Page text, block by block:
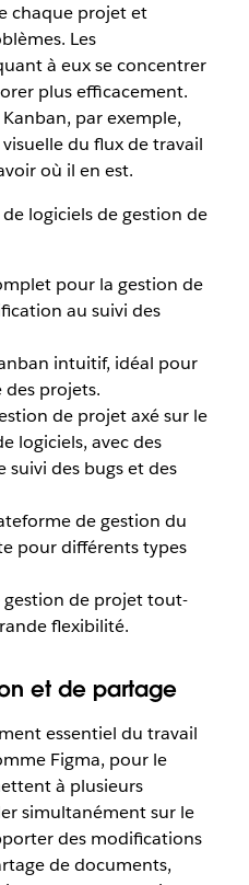
chaque projet et
Les
à eux se concentrer
plus efficacement.
par exemple,
du flux de travail
où il en est.
logiciels de gestion de
pour la gestion de
au suivi des
intuitif, idéal pour
des projets.
de projet axé sur le
logiciels, avec des
des bugs et des
de gestion du
pour différents types
de projet tout-
flexibilité.
et de partage
essentiel du travail
Figma, pour le
à plusieurs
simultanément sur le
des modifications
de documents,